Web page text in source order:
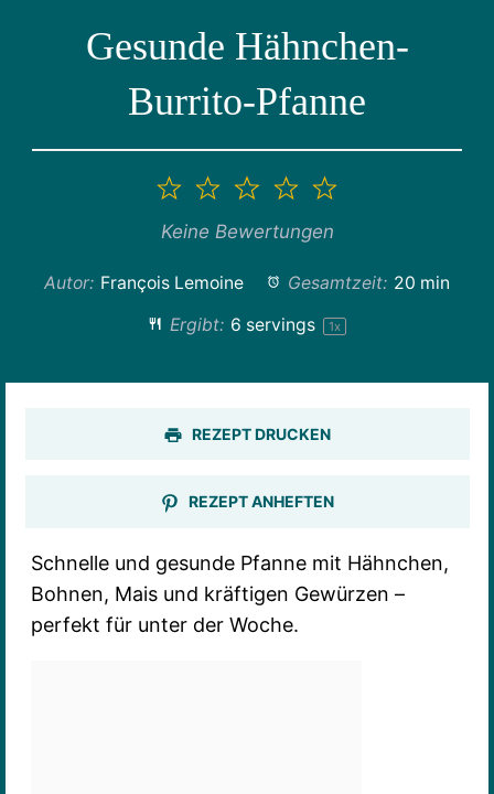
Gesunde Hähnchen-
Burrito-Pfanne
5
4
Sterne
3
Sterne
2
Sterne
1
Stern
Keine Bewertungen
Autor: François Lemoine Gesamtzeit: 20 min
Ergibt: 6 servings 1x
REZEPT DRUCKEN
REZEPT ANHEFTEN
Schnelle und gesunde Pfanne mit Hähnchen,
Bohnen, Mais und kräftigen Gewürzen –
perfekt für unter der Woche.